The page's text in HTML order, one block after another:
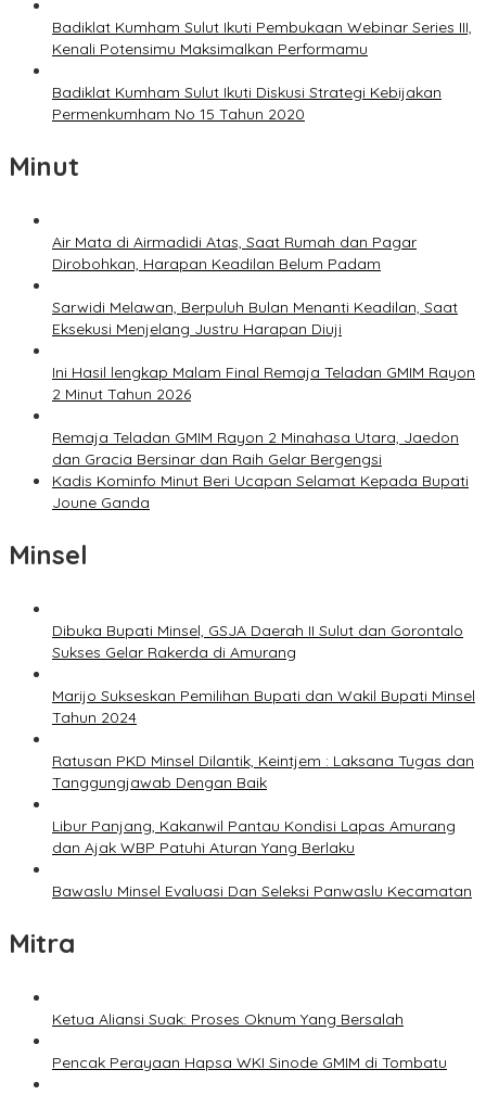
Badiklat Kumham Sulut Ikuti Pembukaan Webinar Series III,
Kenali Potensimu Maksimalkan Performamu
Badiklat Kumham Sulut Ikuti Diskusi Strategi Kebijakan
Permenkumham No 15 Tahun 2020
Minut
Air Mata di Airmadidi Atas, Saat Rumah dan Pagar
Dirobohkan, Harapan Keadilan Belum Padam
Sarwidi Melawan, Berpuluh Bulan Menanti Keadilan, Saat
Eksekusi Menjelang Justru Harapan Diuji
Ini Hasil lengkap Malam Final Remaja Teladan GMIM Rayon
2 Minut Tahun 2026
Remaja Teladan GMIM Rayon 2 Minahasa Utara, Jaedon
dan Gracia Bersinar dan Raih Gelar Bergengsi
Kadis Kominfo Minut Beri Ucapan Selamat Kepada Bupati
Joune Ganda
Minsel
Dibuka Bupati Minsel, GSJA Daerah II Sulut dan Gorontalo
Sukses Gelar Rakerda di Amurang
Marijo Sukseskan Pemilihan Bupati dan Wakil Bupati Minsel
Tahun 2024
Ratusan PKD Minsel Dilantik, Keintjem : Laksana Tugas dan
Tanggungjawab Dengan Baik
Libur Panjang, Kakanwil Pantau Kondisi Lapas Amurang
dan Ajak WBP Patuhi Aturan Yang Berlaku
Bawaslu Minsel Evaluasi Dan Seleksi Panwaslu Kecamatan
Mitra
Ketua Aliansi Suak: Proses Oknum Yang Bersalah
Pencak Perayaan Hapsa WKI Sinode GMIM di Tombatu